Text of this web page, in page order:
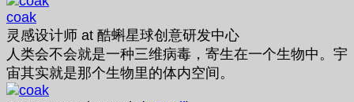
coak
灵感设计师 at 酷蝌星球创意研发中心
人类会不会就是一种三维病毒，寄生在一个生物中。宇
宙其实就是那个生物里的体内空间。